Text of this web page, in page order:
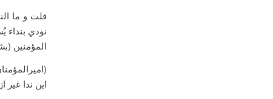
قلت و ما
نودي
المؤمنين
این ندا